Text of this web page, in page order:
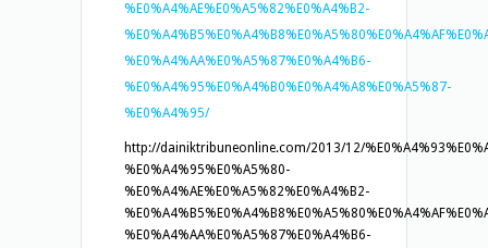
%E0%A4%AE%E0%A5%82%E0%A4%B2-
%E0%A4%AA%E0%A5%87%E0%A4%B6-
%E0%A4%95%E0%A4%B0%E0%A4%A8%E0%A5%87-
%E0%A4%95/
http://dainiktribuneonline.com/2013/12/
%E0%A4%95%E0%A5%80-
%E0%A4%AE%E0%A5%82%E0%A4%B2-
%E0%A4%AA%E0%A5%87%E0%A4%B6-